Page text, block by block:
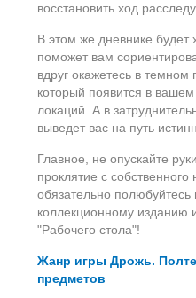
восстановить ход
В этом же дневнике будет
поможет вам
вдруг окажетесь в
который появится в
локаций. А в
выведет вас на путь
Главное, не опускайте
проклятие с собственного
обязательно
коллекционному изданию
"Рабочего стола"!
Жанр игры Дрожь.
предметов